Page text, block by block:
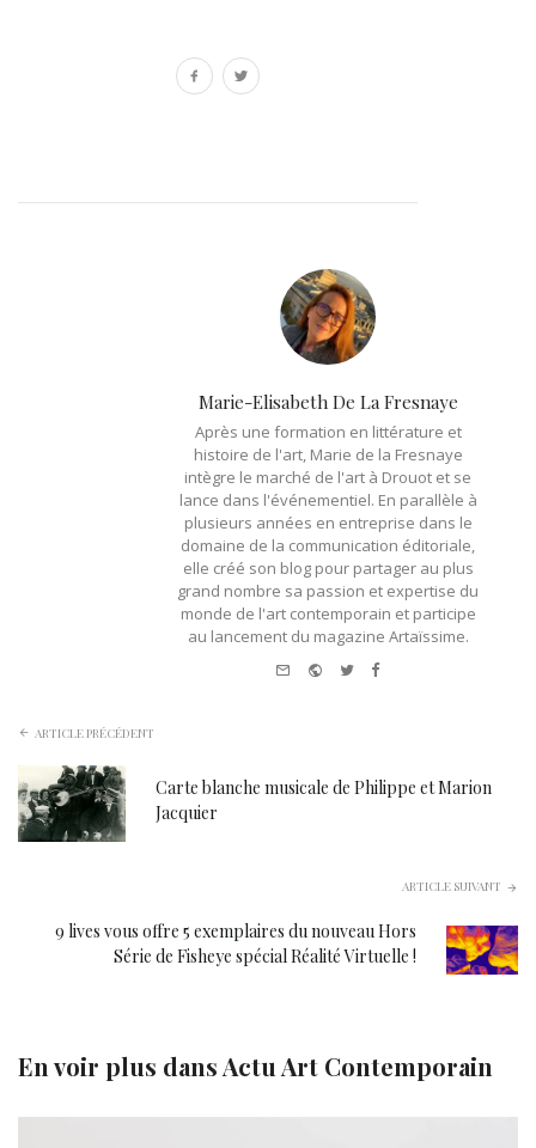
Marie-Elisabeth De La Fresnaye
Après une formation en littérature et
histoire de l'art, Marie de la Fresnaye
intègre le marché de l'art à Drouot et se
lance dans l'événementiel. En parallèle à
plusieurs années en entreprise dans le
domaine de la communication éditoriale,
elle créé son blog pour partager au plus
grand nombre sa passion et expertise du
monde de l'art contemporain et participe
au lancement du magazine Artaïssime.
Website
TwitterFacebook
ARTICLE PRÉCÉDENT
Carte blanche musicale de Philippe et Marion
Jacquier
ARTICLE SUIVANT
9 lives vous offre 5 exemplaires du nouveau Hors
Série de Fisheye spécial Réalité Virtuelle !
En voir plus dansActu Art Contemporain